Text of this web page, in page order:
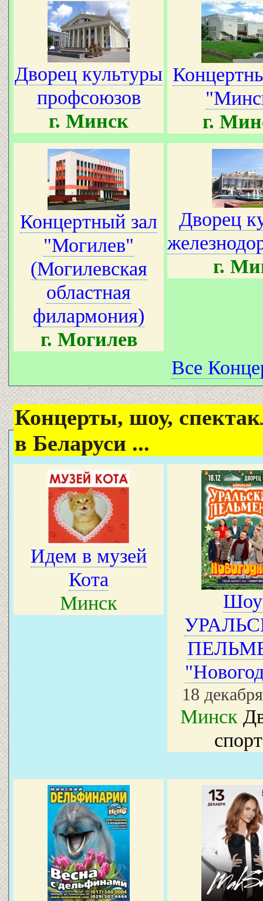
Дворец культуры
профсоюзов
г. Минск
г.
Концертный зал
"Могилев"
(Могилевская
областная
филармония)
г. Могилев
Дворец
г.
Все
Концерты, шоу,
в Беларуси ...
Идем в музей
Кота
Минск
Шоу
18
Минск